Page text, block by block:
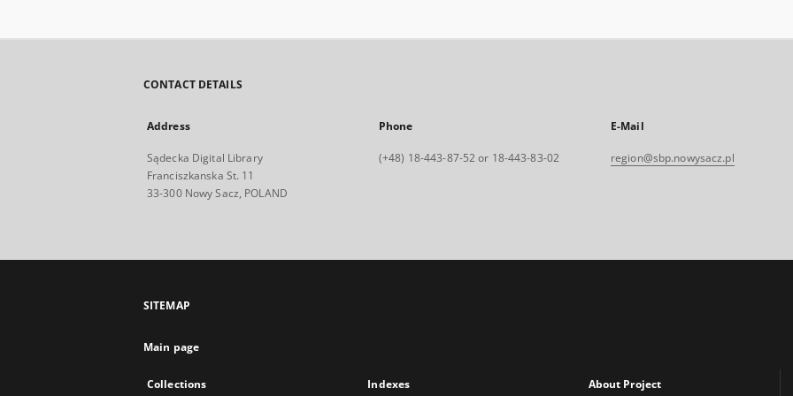
CONTACT DETAILS
Address
Sądecka Digital Library
Franciszkanska St. 11
33-300 Nowy Sacz, POLAND
Phone
(+48) 18-443-87-52 or 18-443-83-02
E-Mail
region@sbp.nowysacz.pl
SITEMAP
Main page
Collections Indexes About Project